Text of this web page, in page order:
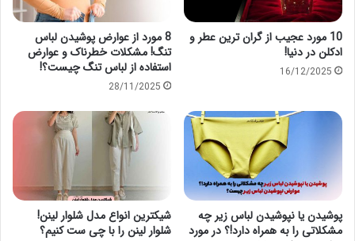
10 مورد عجیب از گران ترین عطر و
ادکلن در دنیا!
16/12/2025
8 مورد از عوارض پوشیدن لباس
تنگ! مشکلات خطرناک و عوارض
استفاده از لباس تنگ چیست؟!
28/11/2025
پوشیدن یا نپوشیدن لباس زیر چه
مشکلاتی را به همراه دارد!؟ در مورد
شیکترین انواع مدل شلوار لینن!
شلوار لینن را با چی ست کنیم؟